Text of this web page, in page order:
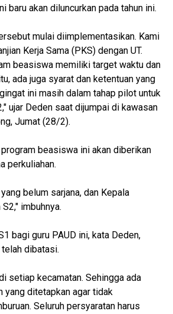
baru akan diluncurkan pada tahun ini.
mulai diimplementasikan. Kami
Kerja Sama (PKS) dengan UT.
beasiswa memiliki target waktu dan
ada juga syarat dan ketentuan yang
ini masih dalam tahap pilot untuk
ujar Deden saat dijumpai di kawasan
Jumat (28/2).
beasiswa ini akan diberikan
perkuliahan.
belum sarjana, dan Kepala
imbuhnya.
bagi guru PAUD ini, kata Deden,
dibatasi.
setiap kecamatan. Sehingga ada
yang ditetapkan agar tidak
Seluruh persyaratan harus